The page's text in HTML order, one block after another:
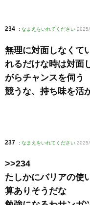
234 : なまえをいれてください
無理に対面しなくて
れるだけな時は対面
がらチャンスを伺う
競うな、持ち味を活
237 : なまえをいれてください
>>234
たしかにバリアの使
算ありそうだな